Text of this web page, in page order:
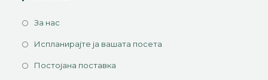
За нас
Испланирајте ја вашата посета
Постојана поставка